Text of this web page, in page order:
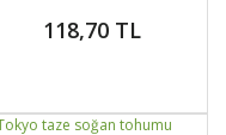
118,70 TL